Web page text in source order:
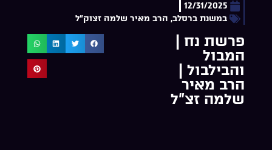
12/31/2025
במשנת ברסלב, הרב מאיר שלמה זצוק"ל
פרשת נח |
המבול
והבילבול |
הרב מאיר
שלמה זצ”ל